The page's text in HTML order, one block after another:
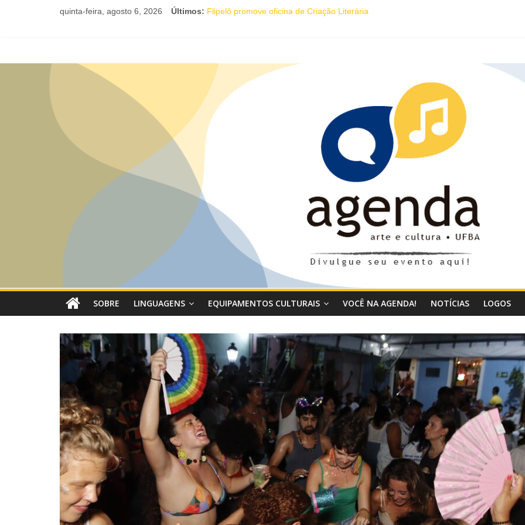
quinta-feira, agosto 6, 2026 Últimos: Flipelô promove oficina de Criação Literária
Maracutaia reúne artistas, influenciadores e empreendedores LGBTQIAPN+ para
SOBRE LINGUAGENS EQUIPAMENTOS CULTURAIS VOCÊ NA AGENDA! NOTÍCIAS LOGOS